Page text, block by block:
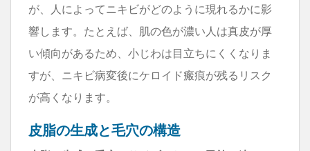
が、人によってニキビがどのように現れるかに影
響します。たとえば、肌の色が濃い人は真皮が厚
い傾向があるため、小じわは目立ちにくくなりま
すが、ニキビ病変後にケロイド瘢痕が残るリスク
が高くなります。
皮脂の生成と毛穴の構造